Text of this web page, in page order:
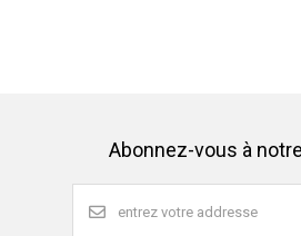
Abonnez-vous à